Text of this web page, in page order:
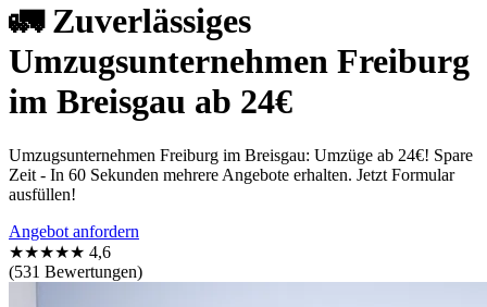
🚛 Zuverlässiges
Umzugsunternehmen Freiburg
im Breisgau ab 24€
Umzugsunternehmen Freiburg im Breisgau: Umzüge ab 24€! Spare
Zeit - In 60 Sekunden mehrere Angebote erhalten. Jetzt Formular
ausfüllen!
Angebot anfordern
★★★★★ 4,6
(531 Bewertungen)